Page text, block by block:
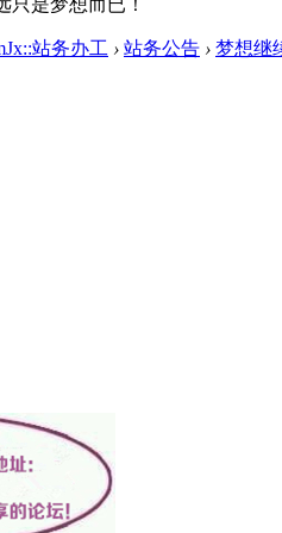
站务办工 › 站务公告 › 梦想继